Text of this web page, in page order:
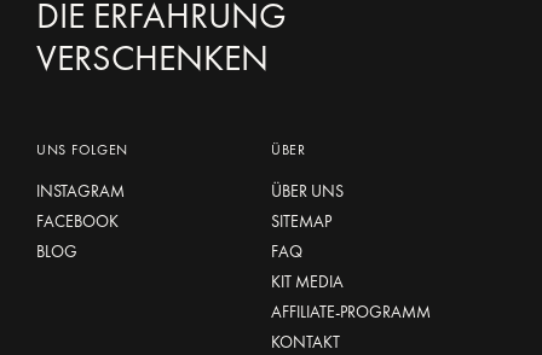
DIE ERFAHRUNG
VERSCHENKEN
UNS FOLGEN
INSTAGRAM
FACEBOOK
BLOG
ÜBER
ÜBER UNS
SITEMAP
FAQ
KIT MEDIA
AFFILIATE-PROGRAMM
KONTAKT